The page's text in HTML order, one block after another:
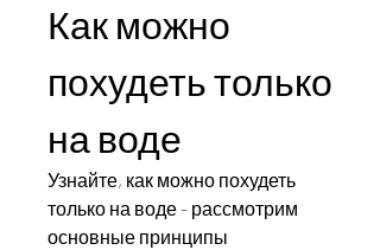
Как можно
похудеть только
на воде
Узнайте, как можно похудеть
только на воде - рассмотрим
основные принципы